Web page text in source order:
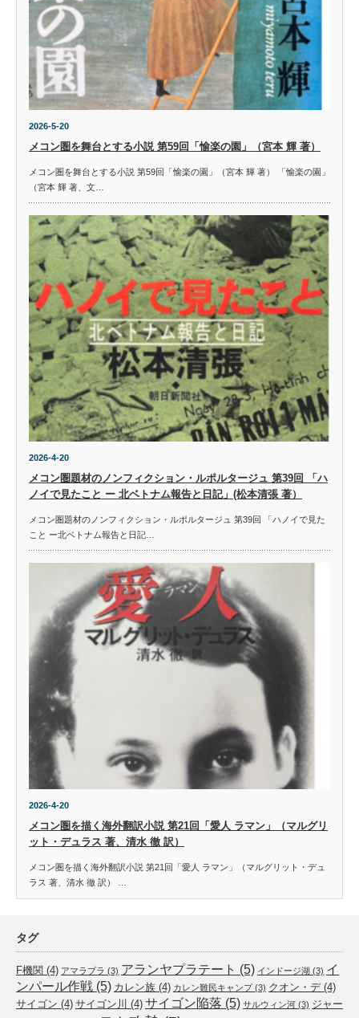
2026-5-20
メコン圏を舞台とする小説 第59回「愉楽の園」（宮本 輝 著）
メコン圏を舞台とする小説 第59回「愉楽の園」（宮本 輝 著） 「愉楽の園」
（宮本 輝 著、文…
2026-4-20
メコン圏題材のノンフィクション・ルポルタージュ 第39回 「ハ
ノイで見たこと ー 北ベトナム報告と日記」(松本清張 著）
メコン圏題材のノンフィクション・ルポルタージュ 第39回 「ハノイで見た
こと ー北ベトナム報告と日記…
2026-4-20
メコン圏を描く海外翻訳小説 第21回「愛人 ラマン」（マルグリ
ット・デュラス 著、清水 徹 訳）
メコン圏を描く海外翻訳小説 第21回「愛人 ラマン」（マルグリット・デュ
ラス 著、清水 徹 訳） …
タグ
F機関 (4) アマラプラ (3) アランヤプラテート (5) インドージ湖 (3) イ
ンパール作戦 (5) カレン族 (4) カレン難民キャンプ(3) クオン・デ(4)
サイゴン (4) サイゴン川 (4) サイゴン陥落 (5) サルウィン河 (3) ジャー